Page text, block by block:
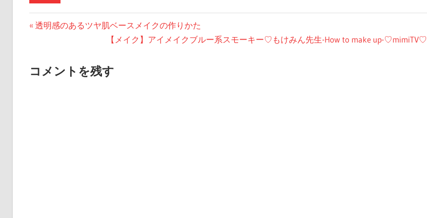
投
ナ
前
稿:
透明感のあるツヤ肌ベースメイクの作りかた
次
投
【メイク】アイメイクブルー系スモーキー♡もけみん先生-How to make up-♡mimiTV♡
コメントを残す